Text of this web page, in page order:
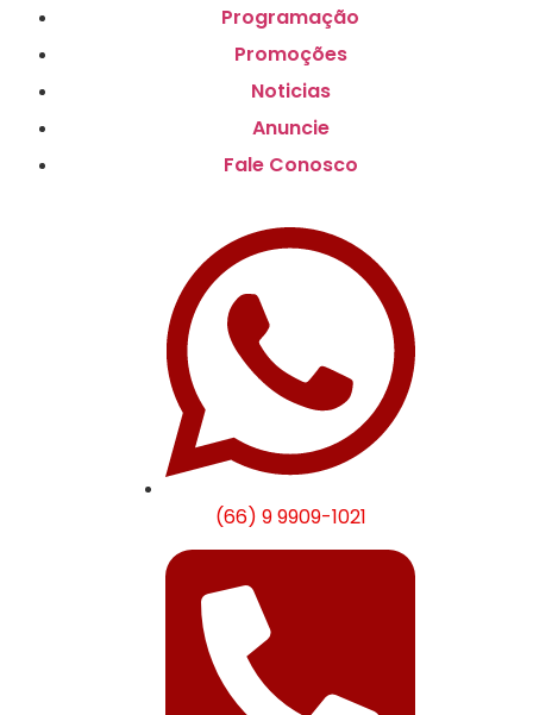
Programação
Promoções
Noticias
Anuncie
Fale Conosco
(66) 9 9909-1021